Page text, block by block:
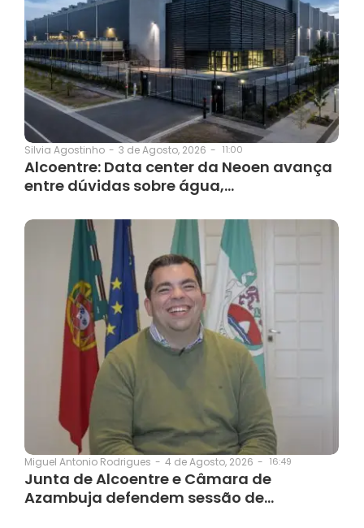
Silvia Agostinho - 3 de Agosto, 2026 - 11:00
Alcoentre: Data center da Neoen avança
entre dúvidas sobre água,…
Miguel Antonio Rodrigues - 4 de Agosto, 2026 - 16:49
Junta de Alcoentre e Câmara de
Azambuja defendem sessão de…